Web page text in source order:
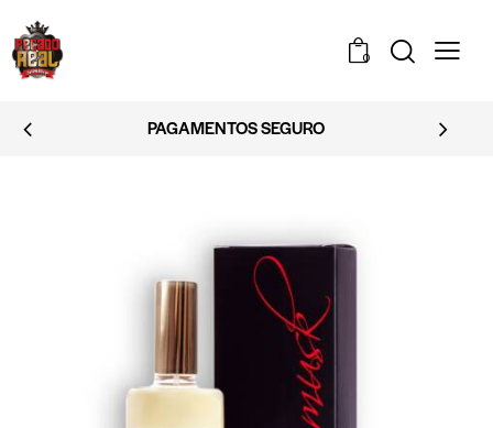
0
EMBALAGEM DISCRETA